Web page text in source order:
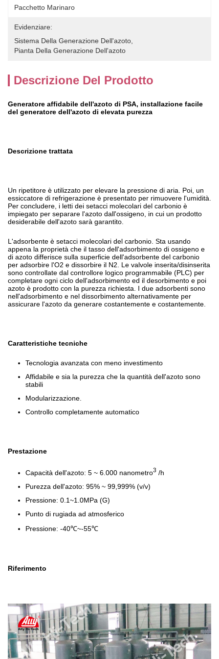
Pacchetto Marinaro
Evidenziare:
Sistema Della Generazione Dell'azoto
Pianta Della Generazione Dell'azoto
Descrizione Del Prodotto
Generatore affidabile dell'azoto di PSA, installazione facile
del generatore dell'azoto di elevata purezza
Descrizione trattata
Un ripetitore è utilizzato per elevare la pressione di aria. Poi, un
essiccatore di refrigerazione è presentato per rimuovere l'umidità.
Per concludere, i letti dei setacci molecolari del carbonio è
impiegato per separare l'azoto dall'ossigeno, in cui un prodotto
desiderabile dell'azoto sarà garantito.
L'adsorbente è setacci molecolari del carbonio. Sta usando
appena la proprietà che il tasso dell'adsorbimento di ossigeno e
di azoto differisce sulla superficie dell'adsorbente del carbonio
per adsorbire l'O2 e dissorbire il N2. Le valvole inserita/disinserita
sono controllate dal controllore logico programmabile (PLC) per
completare ogni ciclo dell'adsorbimento ed il desorbimento e poi
azoto è prodotto con la purezza richiesta. I due adsorbenti sono
nell'adsorbimento e nel dissorbimento alternativamente per
assicurare l'azoto da generare costantemente e costantemente.
Caratteristiche tecniche
Tecnologia avanzata con meno investimento
Affidabile e sia la purezza che la quantità dell'azoto sono
stabili
Modularizzazione.
Controllo completamente automatico
Prestazione
Capacità dell'azoto: 5 ~ 6.000 nanometro3 /h
Purezza dell'azoto: 95% ~ 99,999% (v/v)
Pressione: 0.1~1.0MPa (G)
Punto di rugiada ad atmosferico
Pressione: -40℃~-55℃
Riferimento